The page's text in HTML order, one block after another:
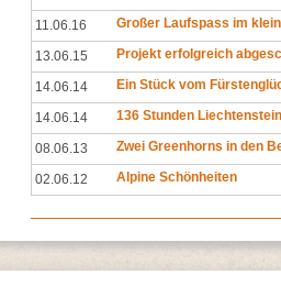
11.06.16
Großer Laufspass im
13.06.15 Projekt erfolgreich
14.06.14 Ein Stück vom
14.06.14 136 Stunden Liechtenstein
08.06.13 Zwei Greenhorns in den
02.06.12 Alpine Schönheiten